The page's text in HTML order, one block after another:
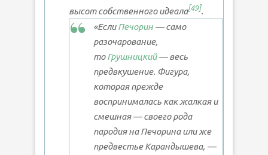
высот собственного идеала[49].
«ЕслиПечорин — само
разочарование,
тоГрушницкий— весь
предвкушение. Фигура,
которая прежде
воспринималась как жалкая и
смешная — своего рода
пародия на Печорина или же
предвестье Карандышева, —